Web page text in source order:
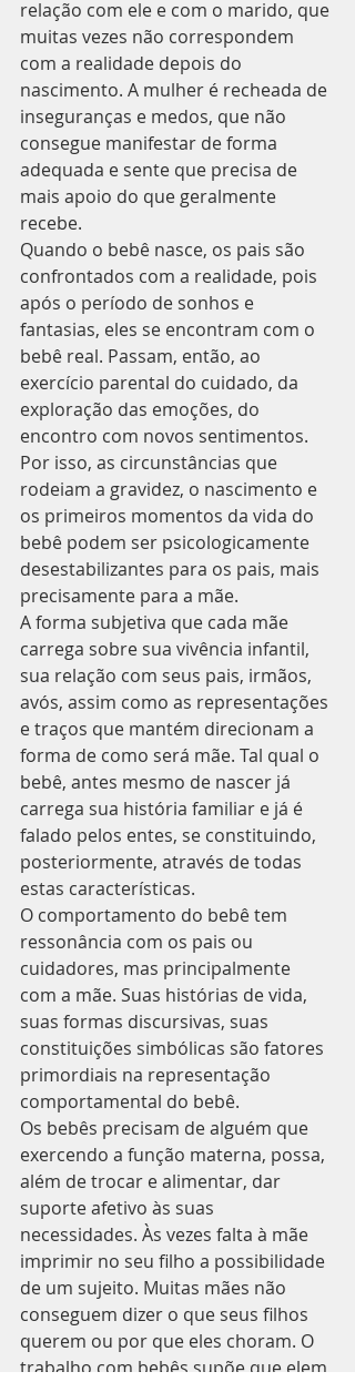
relação com ele e com o marido, que
muitas vezes não correspondem
com a realidade depois do
nascimento. A mulher é recheada de
inseguranças e medos, que não
consegue manifestar de forma
adequada e sente que precisa de
mais apoio do que geralmente
recebe.
Quando o bebê nasce, os pais são
confrontados com a realidade, pois
após o período de sonhos e
fantasias, eles se encontram com o
bebê real. Passam, então, ao
exercício parental do cuidado, da
exploração das emoções, do
encontro com novos sentimentos.
Por isso, as circunstâncias que
rodeiam a gravidez, o nascimento e
os primeiros momentos da vida do
bebê podem ser psicologicamente
desestabilizantes para os pais, mais
precisamente para a mãe.
A forma subjetiva que cada mãe
carrega sobre sua vivência infantil,
sua relação com seus pais, irmãos,
avós, assim como as representações
e traços que mantém direcionam a
forma de como será mãe. Tal qual o
bebê, antes mesmo de nascer já
carrega sua história familiar e já é
falado pelos entes, se constituindo,
posteriormente, através de todas
estas características.
O comportamento do bebê tem
ressonância com os pais ou
cuidadores, mas principalmente
com a mãe. Suas histórias de vida,
suas formas discursivas, suas
constituições simbólicas são fatores
primordiais na representação
comportamental do bebê.
Os bebês precisam de alguém que
exercendo a função materna, possa,
além de trocar e alimentar, dar
suporte afetivo às suas
necessidades. Às vezes falta à mãe
imprimir no seu filho a possibilidade
de um sujeito. Muitas mães não
conseguem dizer o que seus filhos
querem ou por que eles choram. O
trabalho com bebês supõe que elem